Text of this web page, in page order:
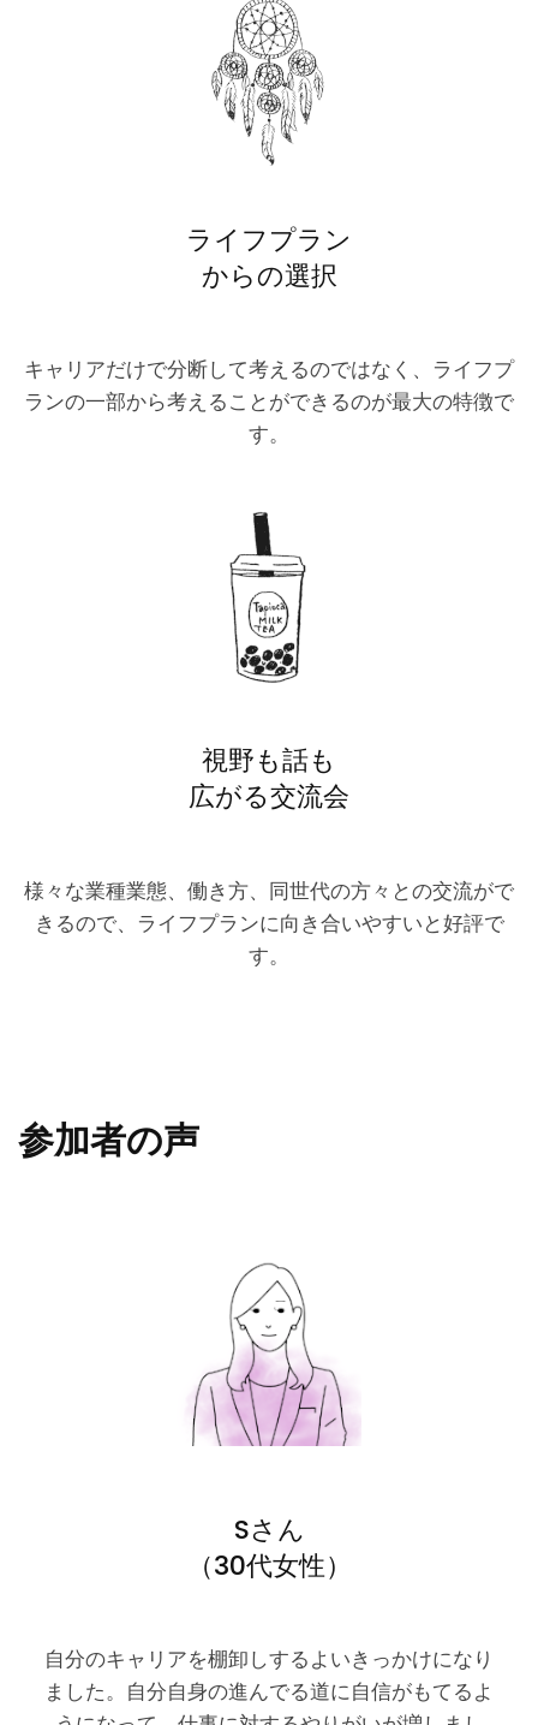
ライフプラン
からの選択
キャリアだけで分断して考えるのではなく、ライフプ
ランの一部から考えることができるのが最大の特徴で
す。
視野も話も
広がる交流会
様々な業種業態、働き方、同世代の方々との交流がで
きるので、ライフプランに向き合いやすいと好評で
す。
参加者の声
Sさん
（30代女性）
自分のキャリアを棚卸しするよいきっかけになり
ました。自分自身の進んでる道に自信がもてるよ